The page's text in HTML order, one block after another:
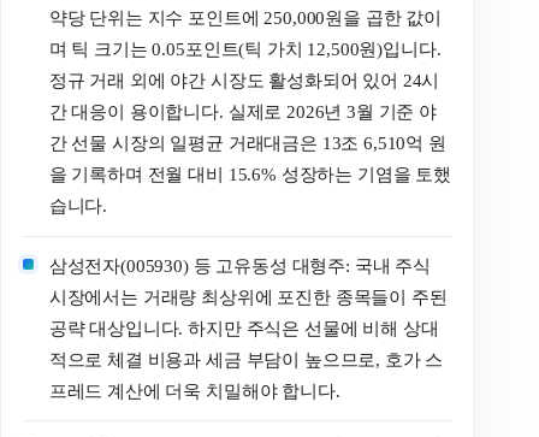
약당 단위는 지수 포인트에 250,000원을 곱한 값이
며 틱 크기는 0.05포인트(틱 가치 12,500원)입니다.
정규 거래 외에 야간 시장도 활성화되어 있어 24시
간 대응이 용이합니다. 실제로 2026년 3월 기준 야
간 선물 시장의 일평균 거래대금은 13조 6,510억 원
을 기록하며 전월 대비 15.6% 성장하는 기염을 토했
습니다.
삼성전자(005930) 등 고유동성 대형주: 국내 주식
시장에서는 거래량 최상위에 포진한 종목들이 주된
공략 대상입니다. 하지만 주식은 선물에 비해 상대
적으로 체결 비용과 세금 부담이 높으므로, 호가 스
프레드 계산에 더욱 치밀해야 합니다.